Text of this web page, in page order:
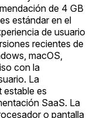
de 4 GB
estándar en el
de usuario
recientes de
macOS,
con la
La
estable es
SaaS. La
o pantalla